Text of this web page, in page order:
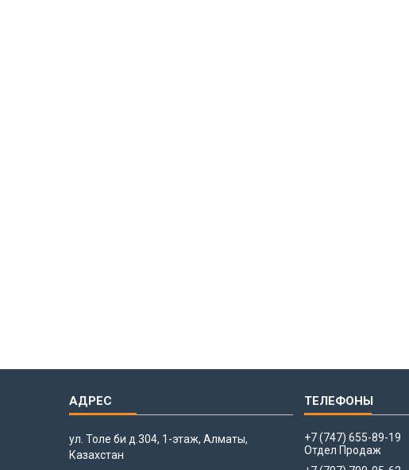
ул. Толе би д.304, 1-этаж, Алматы,
Казахстан
+7 (747) 655-89-19
Отдел Продаж